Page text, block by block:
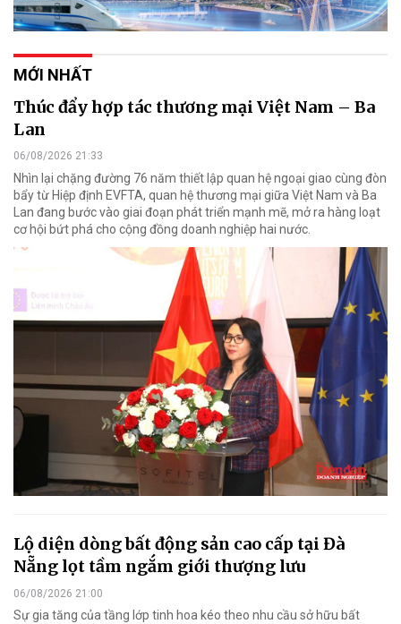
MỚI NHẤT
Thúc đẩy hợp tác thương mại Việt Nam – Ba
Lan
06/08/2026 21:33
Nhìn lại chặng đường 76 năm thiết lập quan hệ ngoại giao cùng đòn
bẩy từ Hiệp định EVFTA, quan hệ thương mại giữa Việt Nam và Ba
Lan đang bước vào giai đoạn phát triển mạnh mẽ, mở ra hàng loạt
cơ hội bứt phá cho cộng đồng doanh nghiệp hai nước.
Lộ diện dòng bất động sản cao cấp tại Đà
Nẵng lọt tầm ngắm giới thượng lưu
06/08/2026 21:00
Sự gia tăng của tầng lớp tinh hoa kéo theo nhu cầu sở hữu bất